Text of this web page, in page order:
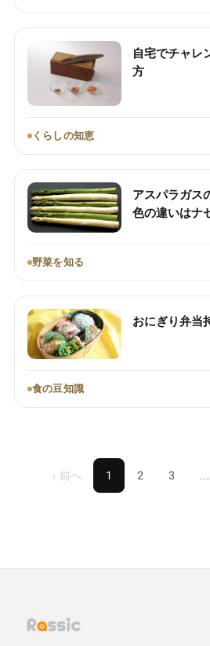
自宅でチャレ
方
くらしの知恵
アスパラガス
色の違いはナ
野菜を知る
おにぎり弁当
食の豆知識
‹ 前へ 1 2 3